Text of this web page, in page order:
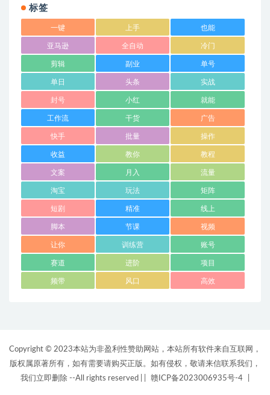
标签
一键 上手 也能
亚马逊 全自动 冷门
剪辑 副业 单号
单日 头条 实战
封号 小红 就能
工作流 干货 广告
快手 批量 操作
收益 教你 教程
文案 月入 流量
淘宝 玩法 矩阵
短剧 精准 线上
脚本 节课 视频
让你 训练营 账号
赛道 进阶 项目
频带 风口 高效
Copyright © 2023本站为非盈利性赞助网站，本站所有软件来自互联网，
版权属原著所有，如有需要请购买正版。如有侵权，敬请来信联系我们，
我们立即删除 --All rights reserved |
赣ICP备2023006935号-4